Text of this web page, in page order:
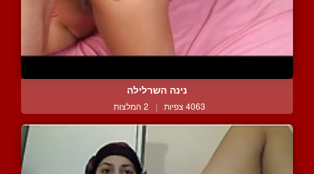
נינה השרלילה
4063 צפיות | 2 המלצות